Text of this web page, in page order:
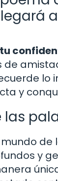
de
lo
y
las
y